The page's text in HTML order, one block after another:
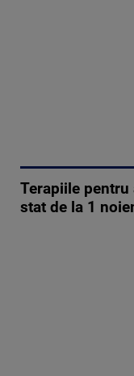
Terapiile
stat de la 1